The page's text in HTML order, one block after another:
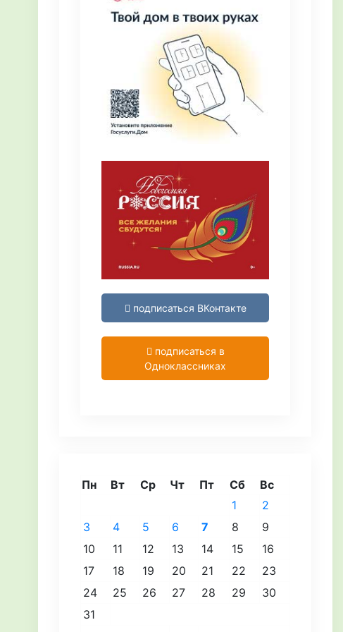
подписаться ВКонтакте
подписаться в
Одноклассниках
Пн Вт Ср Чт Пт Сб Вс
1
2
3
4 5 6 7 8
9
10
11 12 13 14 15
16
17
18 19 20 21 22
23
24
25 26 27 28 29
30
31